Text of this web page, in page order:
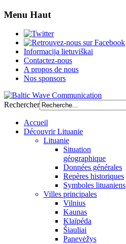
Menu Haut
Informacija lietuviškai
Contactez-nous
A propos de nous
Nos sponsors
Rechercher
Accueil
Découvrir Lituanie
Lituanie
Situation
géographique
Données générales
Repères historiques
Symboles lituaniens
Villes principales
Vilnius
Kaunas
Klaïpéda
Šiauliai
Panevėžys